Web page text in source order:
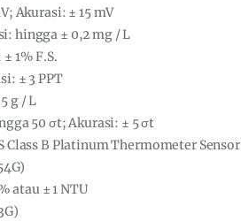
Akurasi: ± 15 mV
hingga ± 0,2 mg / L
1% F.S.
± 3 PPT
g / L
50 σt; Akurasi: ± 5 σt
Class B Platinum Thermometer Sensor
atau ± 1 NTU